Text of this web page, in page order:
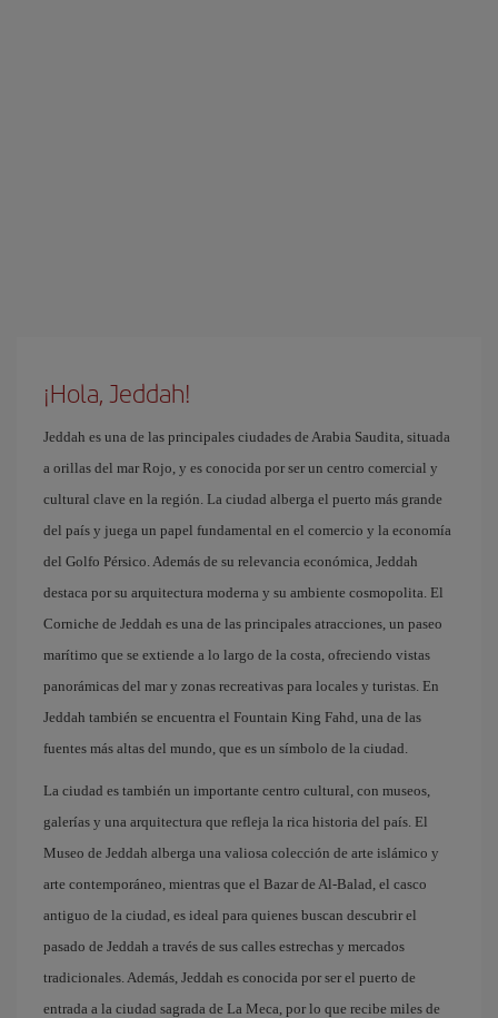
¡Hola, Jeddah!
Jeddah es una de las principales ciudades de Arabia Saudita, situada
a orillas del mar Rojo, y es conocida por ser un centro comercial y
cultural clave en la región. La ciudad alberga el puerto más grande
del país y juega un papel fundamental en el comercio y la economía
del Golfo Pérsico. Además de su relevancia económica, Jeddah
destaca por su arquitectura moderna y su ambiente cosmopolita. El
Corniche de Jeddah es una de las principales atracciones, un paseo
marítimo que se extiende a lo largo de la costa, ofreciendo vistas
panorámicas del mar y zonas recreativas para locales y turistas. En
Jeddah también se encuentra el Fountain King Fahd, una de las
fuentes más altas del mundo, que es un símbolo de la ciudad.
La ciudad es también un importante centro cultural, con museos,
galerías y una arquitectura que refleja la rica historia del país. El
Museo de Jeddah alberga una valiosa colección de arte islámico y
arte contemporáneo, mientras que el Bazar de Al-Balad, el casco
antiguo de la ciudad, es ideal para quienes buscan descubrir el
pasado de Jeddah a través de sus calles estrechas y mercados
tradicionales. Además, Jeddah es conocida por ser el puerto de
entrada a la ciudad sagrada de La Meca, por lo que recibe miles de